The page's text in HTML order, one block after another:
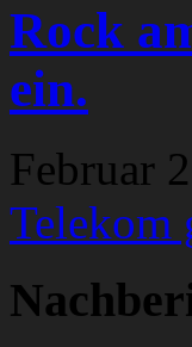
Rock
ein.
Februar
Telekom